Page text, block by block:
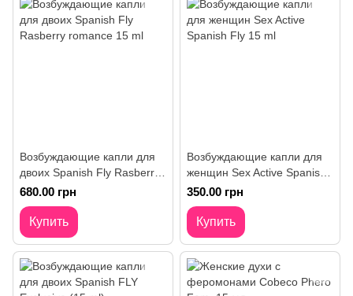
Возбуждающие капли для
двоих Spanish Fly Rasberry
romance 15 ml
680.00 грн
Купить
Возбуждающие капли для
женщин Sex Active Spanish
Fly 15 ml
350.00 грн
Купить